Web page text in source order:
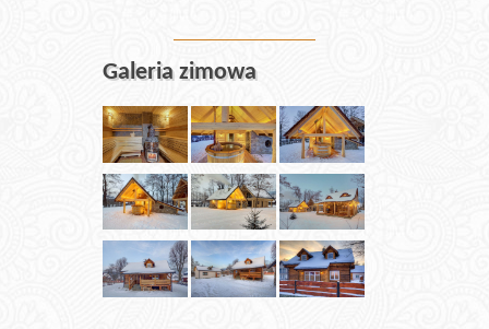
Galeria zimowa